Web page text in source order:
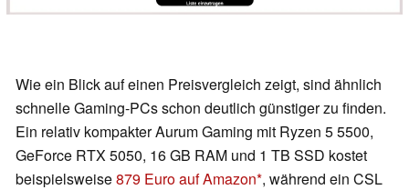
Wie ein Blick auf einen Preisvergleich zeigt, sind ähnlich
schnelle Gaming-PCs schon deutlich günstiger zu finden.
Ein relativ kompakter Aurum Gaming mit Ryzen 5 5500,
GeForce RTX 5050, 16 GB RAM und 1 TB SSD kostet
beispielsweise879 Euro auf Amazon , während ein CSL